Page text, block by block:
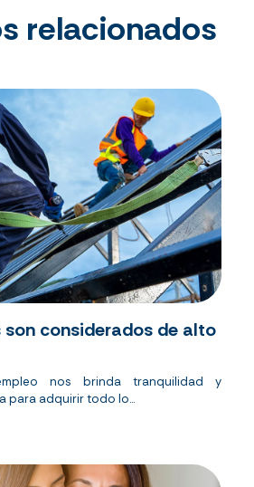
relacionados
considerados de alto
nos brinda tranquilidad y
para adquirir todo lo...